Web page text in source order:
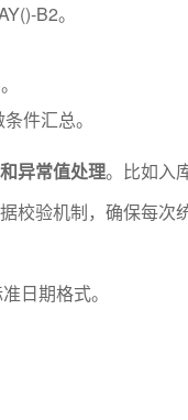
B2。
件汇总。
异常值处理。比如入
校验机制，确保每次
日期格式。